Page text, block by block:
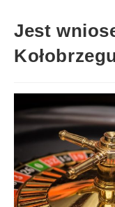
Jest
Kołobrzegu